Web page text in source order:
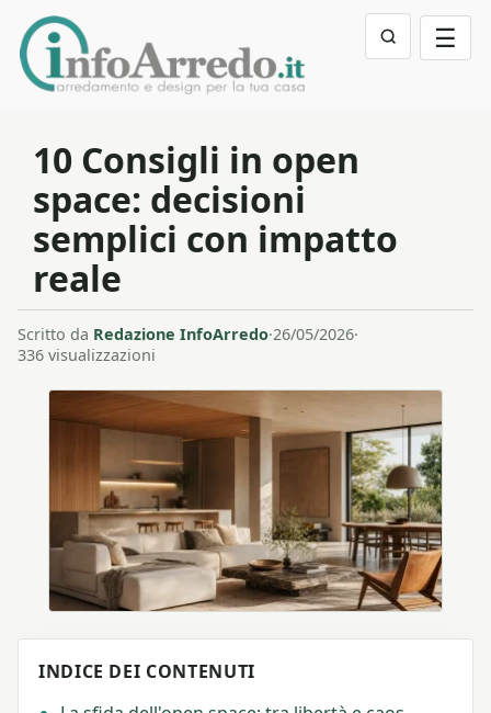
☰
10 Consigli in open
space: decisioni
semplici con impatto
reale
Scritto da Redazione InfoArredo·26/05/2026·
336 visualizzazioni
INDICE DEI CONTENUTI